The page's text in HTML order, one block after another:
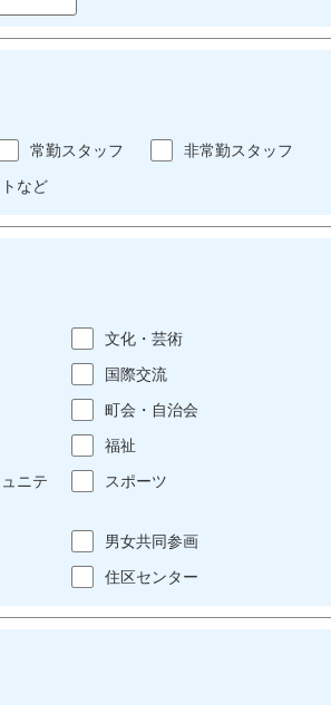
常勤スタッフ
非常勤スタッフ
など
文化・芸術
国際交流
町会・自治会
福祉
ニテ
スポーツ
男女共同参画
住区センター